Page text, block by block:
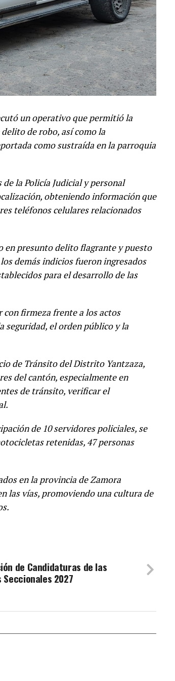
un operativo que permitió la
de robo, así como la
como sustraída en la parroquia
la Policía Judicial y personal
obteniendo información que
teléfonos celulares relacionados
en presunto delito flagrante y puesto
demás indicios fueron ingresados
para el desarrollo de las
con firmeza frente a los actos
seguridad, el orden público y la
de Tránsito del Distrito Yantzaza,
del cantón, especialmente en
de tránsito, verificar el
de 10 servidores policiales, se
retenidas, 47 personas
en la provincia de Zamora
las vías, promoviendo una cultura de
de Candidaturas de las
Seccionales 2027